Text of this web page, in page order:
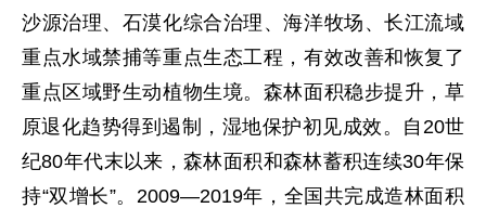
沙源治理、石漠化综合治理、海洋牧场、长江流域
重点水域禁捕等重点生态工程，有效改善和恢复了
重点区域野生动植物生境。森林面积稳步提升，草
原退化趋势得到遏制，湿地保护初见成效。自20世
纪80年代末以来，森林面积和森林蓄积连续30年保
持“双增长”。2009—2019年，全国共完成造林面积